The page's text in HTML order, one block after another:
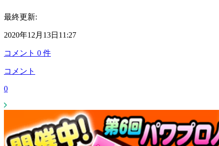
最終更新:
2020年12月13日11:27
コメント 0 件
コメント
0